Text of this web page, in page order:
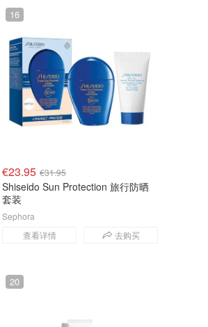
16
€23.95 €31.95
Shiseido Sun Protection 旅行防晒
套装
查看详情 去购买
Sephora
20